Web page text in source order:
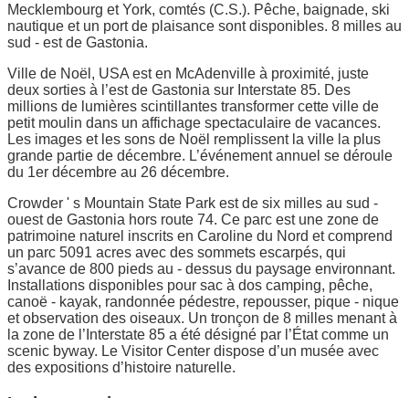
Mecklembourg et York, comtés (C.S.). Pêche, baignade, ski
nautique et un port de plaisance sont disponibles. 8 milles au
sud - est de Gastonia.
Ville de Noël, USA est en McAdenville à proximité, juste
deux sorties à l’est de Gastonia sur Interstate 85. Des
millions de lumières scintillantes transformer cette ville de
petit moulin dans un affichage spectaculaire de vacances.
Les images et les sons de Noël remplissent la ville la plus
grande partie de décembre. L’événement annuel se déroule
du 1er décembre au 26 décembre.
Crowder ' s Mountain State Park est de six milles au sud -
ouest de Gastonia hors route 74. Ce parc est une zone de
patrimoine naturel inscrits en Caroline du Nord et comprend
un parc 5091 acres avec des sommets escarpés, qui
s’avance de 800 pieds au - dessus du paysage environnant.
Installations disponibles pour sac à dos camping, pêche,
canoë - kayak, randonnée pédestre, repousser, pique - nique
et observation des oiseaux. Un tronçon de 8 milles menant à
la zone de l’Interstate 85 a été désigné par l’État comme un
scenic byway. Le Visitor Center dispose d’un musée avec
des expositions d’histoire naturelle.